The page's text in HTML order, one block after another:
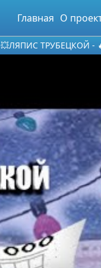
Главная О
ТРУБЕЦКОЙ -